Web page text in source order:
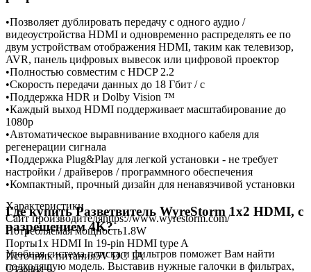
•Позволяет дублировать передачу с одного аудио /
видеоустройства HDMI и одновременно распределять ее по
двум устройствам отображения HDMI, таким как телевизор,
AVR, панель цифровых вывесок или цифровой проектор
•Полностью совместим с HDCP 2.2
•Скорость передачи данных до 18 Гбит / с
•Поддержка HDR и Dolby Vision ™
•Каждый выход HDMI поддерживает масштабирование до
1080p
•Автоматическое выравнивание входного кабеля для
регенерации сигнала
•Поддержка Plug&Play для легкой установки - не требует
настройки / драйверов / программного обеспечения
•Компактный, прочный дизайн для ненавязчивой установки
Где купить Разветвитель WyreStorm 1x2 HDMI, с
разрешением 4K?
Удобная система поиска и фильтров поможет Вам найти
подходящую модель. Выставив нужные галочки в фильтрах,
Характеристики
Сайт производителяhttps://www.wyrestorm.com/
Потребляемая мощность1.8W
Порты1x HDMI In 19-pin HDMI type A
Источник питания5V DC 1A
Отзывы0